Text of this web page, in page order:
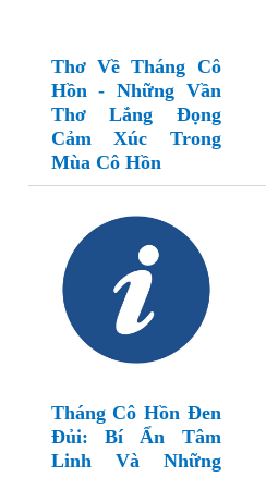
Thơ Về Tháng Cô
Hồn - Những Vần
Thơ Lắng Đọng
Cảm Xúc Trong
Mùa Cô Hồn
Tháng Cô Hồn Đen
Đủi: Bí Ẩn Tâm
Linh Và Những